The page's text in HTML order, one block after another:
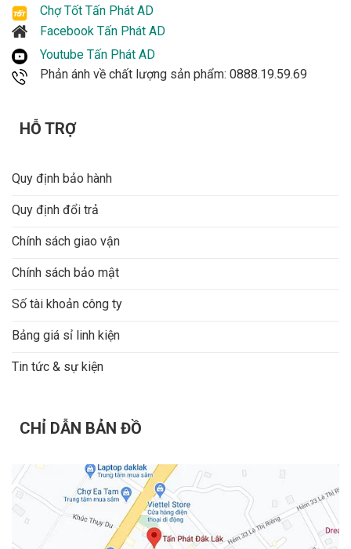
Chợ Tốt Tấn Phát AD
Facebook Tấn Phát AD
Youtube Tấn Phát AD
Phản ánh về chất lượng sản phẩm: 0888.19.59.69
HỖ TRỢ
Quy định bảo hành
Quy định đổi trả
Chính sách giao vận
Chính sách bảo mật
Số tài khoản công ty
Bảng giá sỉ linh kiện
Tin tức & sự kiện
CHỈ DẪN BẢN ĐỒ